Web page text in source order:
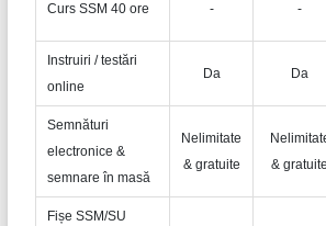
Curs SSM 40 ore - -
Instruiri / testări
online
Da Da
Semnături
electronice &
semnare în masă
Nelimitate
& gratuite
& gratuite
Fișe SSM/SU